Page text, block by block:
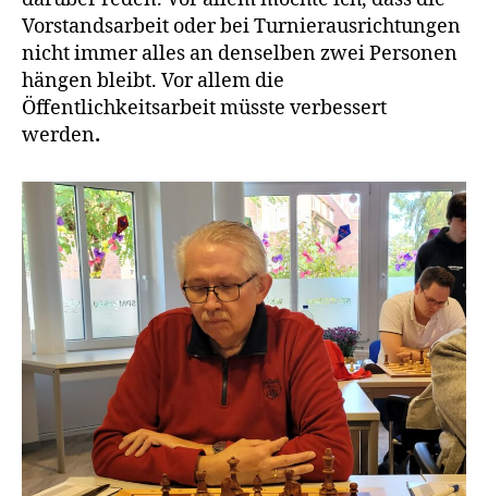
Vorstandsarbeit oder bei Turnierausrichtungen
nicht immer alles an denselben zwei Personen
hängen bleibt. Vor allem die
Öffentlichkeitsarbeit müsste verbessert
werden.